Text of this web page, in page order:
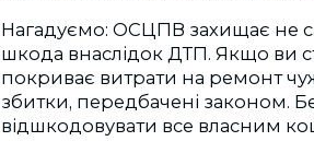
Нагадуємо: ОСЦПВ захищає не
шкода внаслідок ДТП. Якщо ви
покриває витрати на ремонт
збитки, передбачені законом.
відшкодовувати все власним